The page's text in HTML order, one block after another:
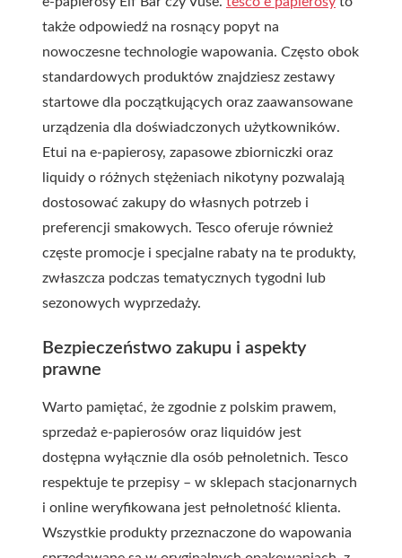
także odpowiedź na rosnący popyt na
nowoczesne technologie wapowania. Często obok
standardowych produktów znajdziesz zestawy
startowe dla początkujących oraz zaawansowane
urządzenia dla doświadczonych użytkowników.
Etui na e-papierosy, zapasowe zbiorniczki oraz
liquidy o różnych stężeniach nikotyny pozwalają
dostosować zakupy do własnych potrzeb i
preferencji smakowych. Tesco oferuje również
częste promocje i specjalne rabaty na te produkty,
zwłaszcza podczas tematycznych tygodni lub
sezonowych wyprzedaży.
Bezpieczeństwo zakupu i aspekty
prawne
Warto pamiętać, że zgodnie z polskim prawem,
sprzedaż e-papierosów oraz liquidów jest
dostępna wyłącznie dla osób pełnoletnich. Tesco
respektuje te przepisy – w sklepach stacjonarnych
i online weryfikowana jest pełnoletność klienta.
Wszystkie produkty przeznaczone do wapowania